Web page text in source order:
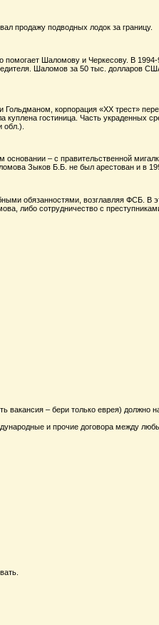
продажу подводных лодок за границу.
Шаломову и Черкесову. В
Шаломов за 50 тыс. долларов
корпорация «ХХ трест»
куплена гостиница. Часть украденных
– с правительственной
Зыков Б.Б. не был арестован и в
обязанностями, возглавляя ФСБ. В
либо сотрудничество с
– бери только еврея) должно
и прочие договора между